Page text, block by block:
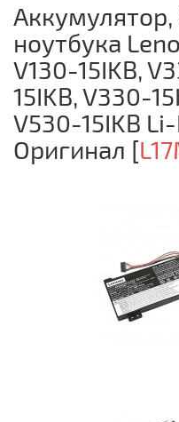
Аккумулятор,
ноутбука
V130-15IKB,
15IKB, V330-
V530-15IKB
Оригинал [